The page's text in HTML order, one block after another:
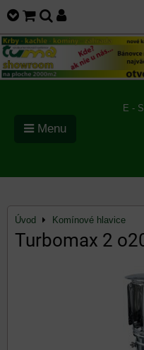
E -
Menu
Úvod Komínové hlavice
Turbomax 2